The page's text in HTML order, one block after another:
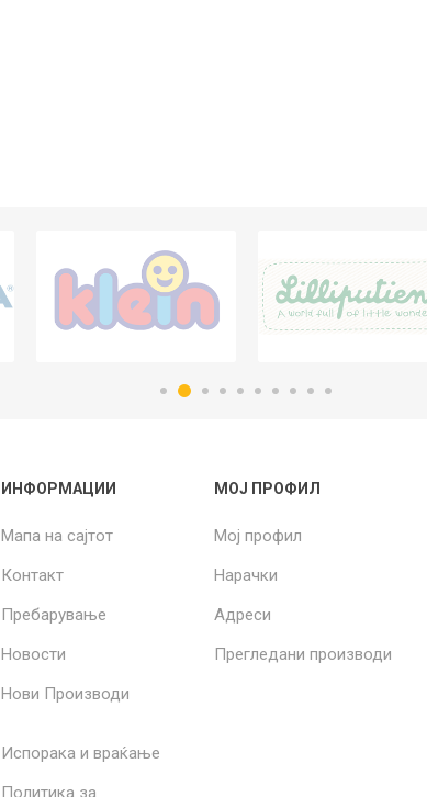
ИНФОРМАЦИИ
Мапа на сајтот
Контакт
Пребарување
Новости
Нови Производи
Испорака и враќање
Политика за
МОЈ ПРОФИЛ
Мој профил
Нарачки
Адреси
Прегледани производи